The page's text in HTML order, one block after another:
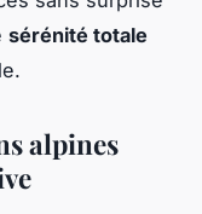
sérénité totale
alpines